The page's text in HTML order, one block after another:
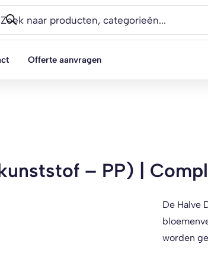
Offerte aanvragen
– PP) |
De Halve
worden